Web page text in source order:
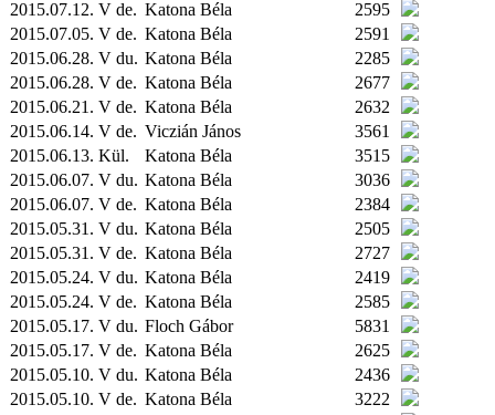
2015.07.12. V de. Katona Béla
2595
2015.07.05. V de. Katona Béla
2591
2015.06.28. V du. Katona Béla
2285
2015.06.28. V de. Katona Béla
2677
2015.06.21. V de. Katona Béla
2632
2015.06.14. V de. Viczián János
3561
2015.06.13. Kül. Katona Béla
3515
2015.06.07. V du. Katona Béla
3036
2015.06.07. V de. Katona Béla
2384
2015.05.31. V du. Katona Béla
2505
2015.05.31. V de. Katona Béla
2727
2015.05.24. V du. Katona Béla
2419
2015.05.24. V de. Katona Béla
2585
2015.05.17. V du. Floch Gábor
5831
2015.05.17. V de. Katona Béla
2625
2015.05.10. V du. Katona Béla
2436
2015.05.10. V de. Katona Béla
3222